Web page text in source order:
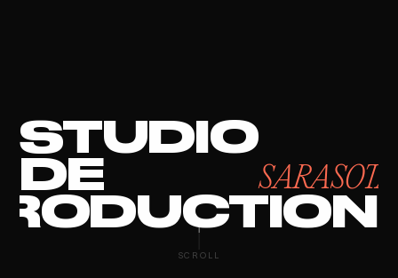
CORPORATE
STUDIO
DE SARASOTA
SCROLL